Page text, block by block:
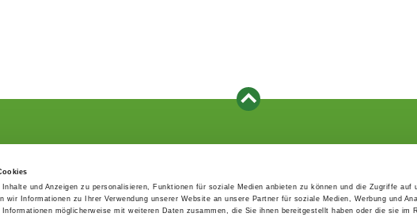
und Anzeigen zu personalisieren, Funktionen für soziale Medien anbieten zu können und die Zugriffe auf
wir Informationen zu Ihrer Verwendung unserer Website an unsere Partner für soziale Medien, Werbung und
möglicherweise mit weiteren Daten zusammen, die Sie ihnen bereitgestellt haben oder die sie im
magazine
Local groups
Supra-regional events VDH/FCI
Events calender
Paymentsystem
Forms, information